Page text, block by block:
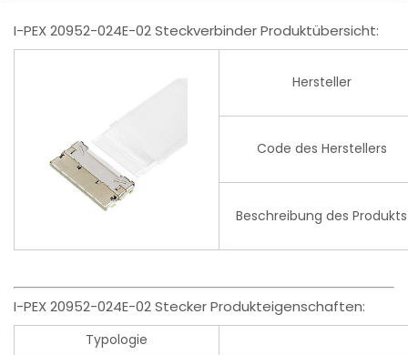
I-PEX 20952-024E-02 Steckverbinder Produktübersicht:
Hersteller
Code des Herstellers
Beschreibung des Produkts
I-PEX 20952-024E-02 Stecker Produkteigenschaften:
Typologie